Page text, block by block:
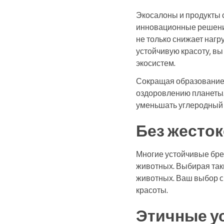
Экосалоны и продукты
инновационные
не только снижает
устойчивую красоту,
экосистем.
Сокращая образование
оздоровлению
уменьшать углеродный
Без
Многие устойчивые
животных. Выбирая
животных. Ваш выбор
красоты.
Этичные